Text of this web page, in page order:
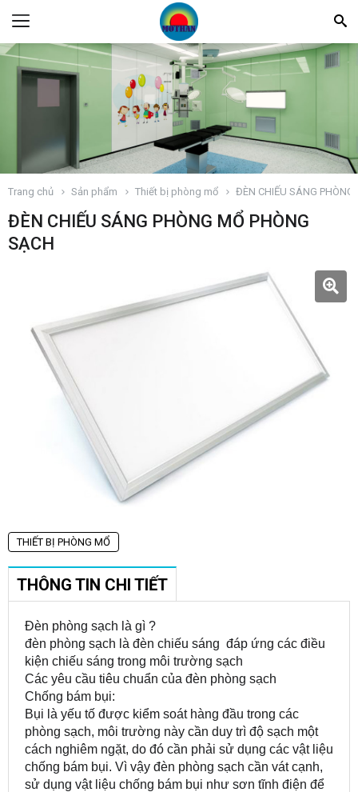
Trang chủ Sản phẩm Thiết bị phòng mổ ĐÈN CHIẾU SÁNG PHÒNG
ĐÈN CHIẾU SÁNG PHÒNG MỔ PHÒNG
SẠCH
THIẾT BỊ PHÒNG MỔ
THÔNG TIN CHI TIẾT
Đèn phòng sạch là gì ?
đèn phòng sạch là đèn chiếu sáng đáp ứng các điều
kiện chiếu sáng trong môi trường sạch
Các yêu cầu tiêu chuẩn của đèn phòng sạch
Chống bám bụi:
Bụi là yếu tố được kiểm soát hàng đầu trong các
phòng sạch, môi trường này cần duy trì độ sạch một
cách nghiêm ngặt, do đó cần phải sử dụng các vật liệu
chống bám bụi. Vì vậy đèn phòng sạch cần vát cạnh,
sử dụng vật liệu chống bám bụi như sơn tĩnh điện để